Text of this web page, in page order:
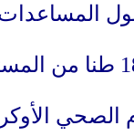
المساعدات
وأكد كلوغه أنّ منظمة الصحة
الصحي